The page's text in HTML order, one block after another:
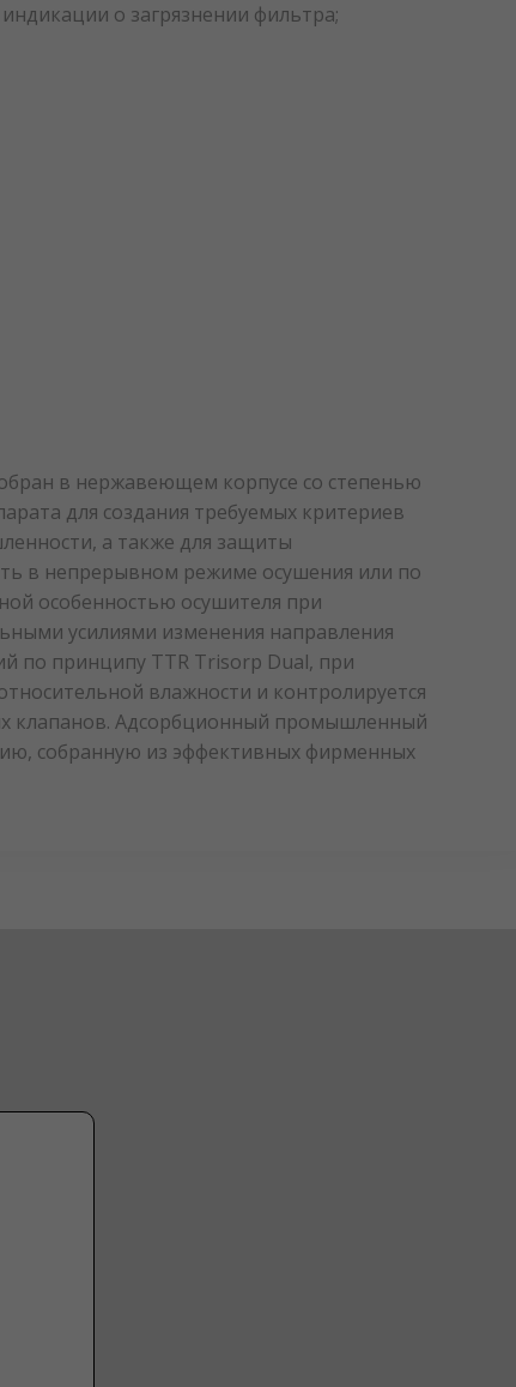
о загрязнении фильтра;
в нержавеющем корпусе со степенью
для создания требуемых критериев
а также для защиты
в непрерывном режиме осушения или по
особенностью осушителя при
усилиями изменения направления
по принципу TTR Trisorp Dual, при
влажности и контролируется
клапанов. Адсорбционный промышленный
собранную из эффективных фирменных